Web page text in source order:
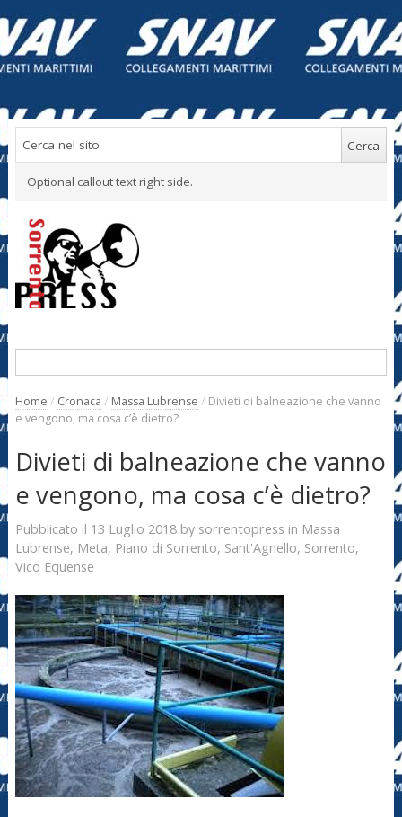
Optional callout text right side.
Home / Cronaca / Massa Lubrense / Divieti di balneazione che vanno
e vengono, ma cosa c’è dietro?
Divieti di balneazione che vanno
e vengono, ma cosa c’è dietro?
Pubblicato il 13 Luglio 2018by sorrentopress in Massa
Lubrense, Meta, Piano di Sorrento, Sant'Agnello, Sorrento,
Vico Equense